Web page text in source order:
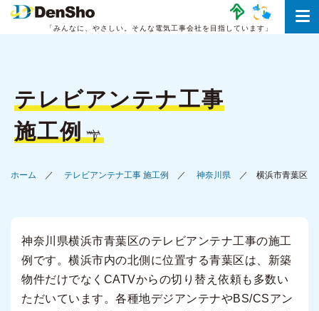
「みんなに、やさしい。 そんな電気工事会社を目指しています」
テレビアンテナ工事
施工例
ホーム テレビアンテナ工事 施工例 神奈川県 横浜市青葉区
神奈川県横浜市青葉区のテレビアンテナ工事の施工
例です。横浜市内の北側に位置する青葉区は、新築
物件だけでなくCATVからの切り替え依頼も多数い
ただいています。各種地デジアンテナやBS/CSアン